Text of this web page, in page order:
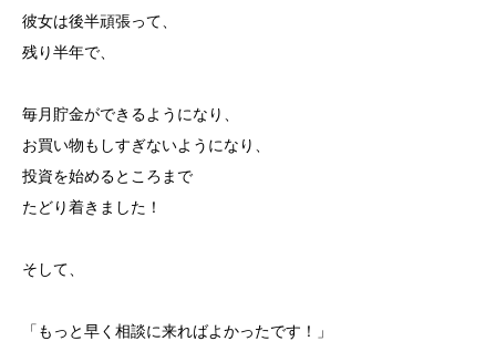
彼女は後半頑張って、
残り半年で、
毎月貯金ができるようになり、
お買い物もしすぎないようになり、
投資を始めるところまで
たどり着きました！
そして、
「もっと早く相談に来ればよかったです！」